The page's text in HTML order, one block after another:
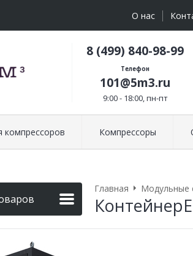
О нас
8 (499) 840-98-99
Телефон
101@5m3.ru
9:00 - 18:00, пн-пт
компрессоров Компрессоры
Главная Модульные